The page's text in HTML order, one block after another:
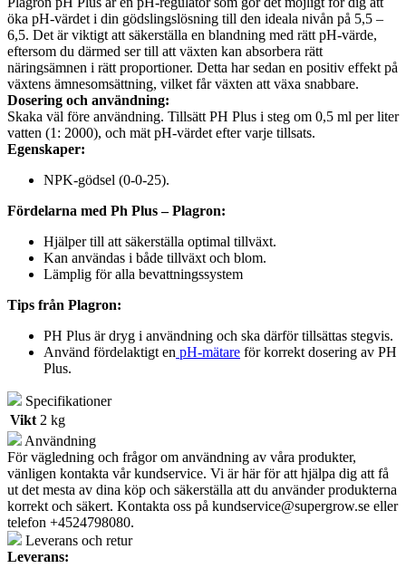
öka pH-värdet i din gödslingslösning till den ideala nivån på 5,5 –
6,5. Det är viktigt att säkerställa en blandning med rätt pH-värde,
eftersom du därmed ser till att växten kan absorbera rätt
näringsämnen i rätt proportioner. Detta har sedan en positiv effekt på
växtens ämnesomsättning, vilket får växten att växa snabbare.
Dosering och användning:
Skaka väl före användning. Tillsätt PH Plus i steg om 0,5 ml per liter
vatten (1: 2000), och mät pH-värdet efter varje tillsats.
Egenskaper:
NPK-gödsel (0-0-25).
Fördelarna med Ph Plus – Plagron:
Hjälper till att säkerställa optimal tillväxt.
Kan användas i både tillväxt och blom.
Lämplig för alla bevattningssystem
Tips från Plagron:
PH Plus är dryg i användning och ska därför tillsättas stegvis.
Använd fördelaktigt en pH-mätare för korrekt dosering av PH
Plus.
Specifikationer
Vikt 2 kg
Användning
För vägledning och frågor om användning av våra produkter,
vänligen kontakta vår kundservice. Vi är här för att hjälpa dig att få
ut det mesta av dina köp och säkerställa att du använder produkterna
korrekt och säkert. Kontakta oss på kundservice@supergrow.se eller
telefon +4524798080.
Leverans och retur
Leverans: